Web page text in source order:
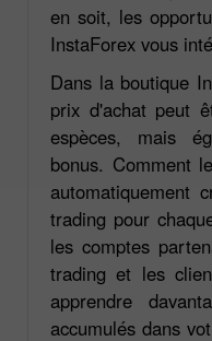
en soit, les
InstaForex vous
Dans la boutique
prix d'achat peut
espèces, mais
bonus. Comment
automatiquement
trading pour
les comptes
trading et les
apprendre
accumulés dans